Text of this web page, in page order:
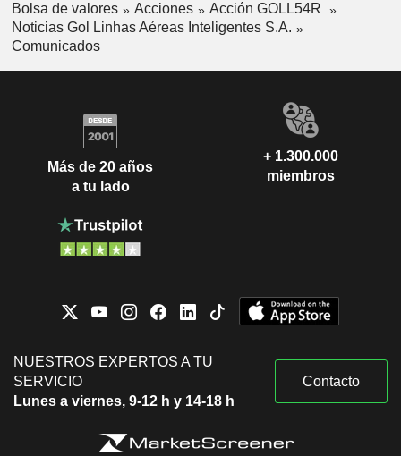
Bolsa de valores Acciones
Acción GOLL54R
Noticias Gol Linhas Aéreas Inteligentes S.A.
Comunicados
Más de 20 años
a tu lado
+ 1.300.000
miembros
NUESTROS EXPERTOS A TU
SERVICIO
Lunes a viernes, 9-12 h y 14-18 h
Contacto